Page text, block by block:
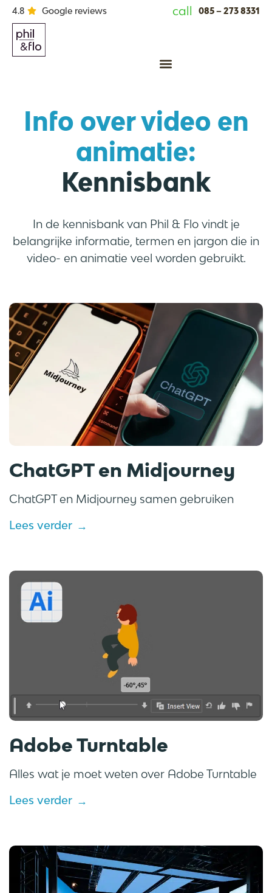
4.8 Google reviews call 085 – 273 8331
Info over video en
animatie:
Kennisbank
In de kennisbank van Phil & Flo vindt je
belangrijke informatie, termen en jargon die in
video- en animatie veel worden gebruikt.
ChatGPT en Midjourney
ChatGPT en Midjourney samen gebruiken
Lees verder
Adobe Turntable
Alles wat je moet weten over Adobe Turntable
Lees verder